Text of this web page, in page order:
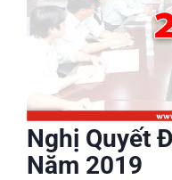
Nghị Quyết
Năm 2019